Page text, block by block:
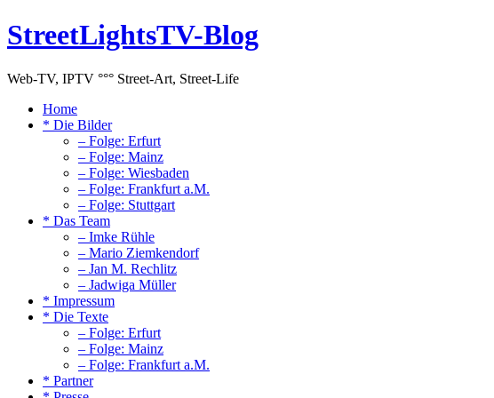
StreetLightsTV-Blog
Web-TV, IPTV °°° Street-Art, Street-Life
Home
* Die Bilder
– Folge: Erfurt
– Folge: Mainz
– Folge: Wiesbaden
– Folge: Frankfurt a.M.
– Folge: Stuttgart
* Das Team
– Imke Rühle
– Mario Ziemkendorf
– Jan M. Rechlitz
– Jadwiga Müller
* Impressum
* Die Texte
– Folge: Erfurt
– Folge: Mainz
– Folge: Frankfurt a.M.
* Partner